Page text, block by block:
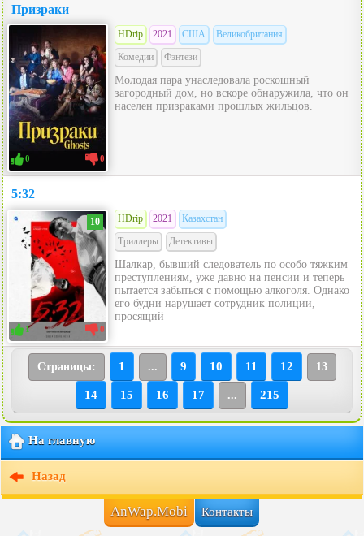
Призраки
0 0
HDrip 2021 США
Великобритания
Комедии
Фэнтези
Молодая пара унаследовала роскошный
загородный дом, но вскоре обнаружила, что он
населен призраками прошлых жильцов.
5:32
10
1 0
HDrip 2021
Казахстан
Триллеры
Детективы
Шалкар, бывший следователь по особо тяжким
преступлениям, уже давно на пенсии и теперь
пытается забыться с помощью алкоголя. Однако
его будни нарушает сотрудник полиции,
просящий
Страницы: 1 ... 9 10 11 12 13
14 15 16 17 ... 215
На главную
Назад
AnWap.Mobi Контакты